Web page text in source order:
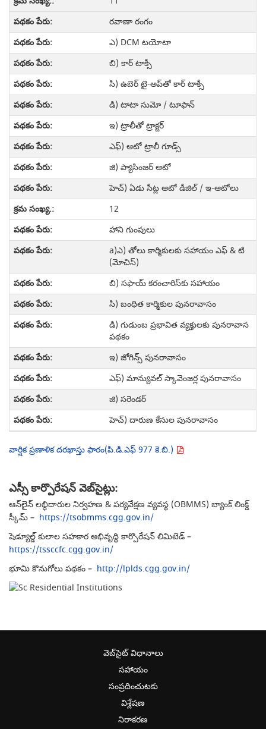
రవాణా రంగం
ఎ) DCM టయోటా
బి) కార్ టాక్సీ
సి) ఉబెర్ టై-అప్‌తో కార్ టాక్సీ
డి) టాటా సుమో / టూఫాన్
ఇ) ట్రాలీతో ట్రాక్టర్
ఎఫ్) ఆటో ట్రాలీ గూడ్స్
జి) ప్యాసింజర్ ఆటో
హెచ్) ఏడు సీట్ల ఆటో డీజిల్ / ఇ-ఆటోలు
12
హాని గుంపులు
a)ఎ) తోలు కార్మికులకు సహాయం ఎఫ్ & టి
(మోచిస్)
బి) సఫాయ్ కరంచారిస్‌కు సహాయం
సి) బంధిత కార్మికుల పునరావాసం
డి) గుడుంబ ప్రభావిత వ్యక్తులకు పునరావాస
పథకం
ఇ) జోగిన్స్ పునరావాసం
ఎఫ్) మాన్యువల్ స్కావెంజర్ల పునరావాసం
జి) సరెండర్
హెచ్) దారుణ కేసుల పునరావాసం
వార్షిక ప్రణాళిక దరఖాస్తు ఫారం(పి.డి.ఎఫ్ 977 కె.బి.)
ఎస్సీ కార్పొరేషన్ వెబ్‌సైట్లు:
ఆన్‌లైన్ లబ్ధిదారుల నిర్వహణ & పర్యవేక్షణ వ్యవస్థ (OBMMS) బ్యాంక్ లింక్డ్
స్కీమ్ – https://tsobmms.cgg.gov.in/
షెడ్యూల్డ్ కులాల సహకార అభివృద్ధి కార్పొరేషన్ లిమిటెడ్ –
https://tssccfc.cgg.gov.in/
భూమి కొనుగోలు పథకం – http://lplds.cgg.gov.in/
వెబ్‌సైట్ విధానాలు
సహాయం
సంప్రదించుటకు
విశ్లేషణ
నిరాకరణ